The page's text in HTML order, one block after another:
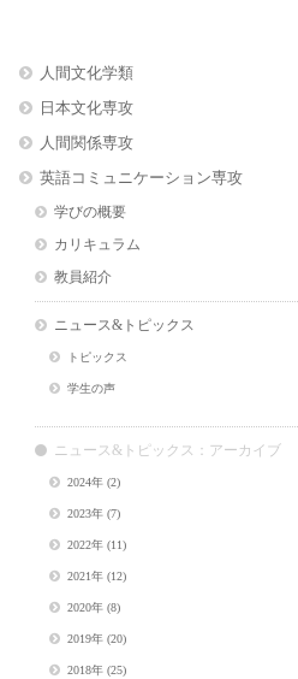
人間文化学類
日本文化専攻
人間関係専攻
英語コミュニケーション専攻
学びの概要
カリキュラム
教員紹介
ニュース&トピックス
トピックス
学生の声
ニュース&トピックス：アーカイブ
2024年(2)
2023年(7)
2022年(11)
2021年(12)
2020年(8)
2019年(20)
2018年(25)